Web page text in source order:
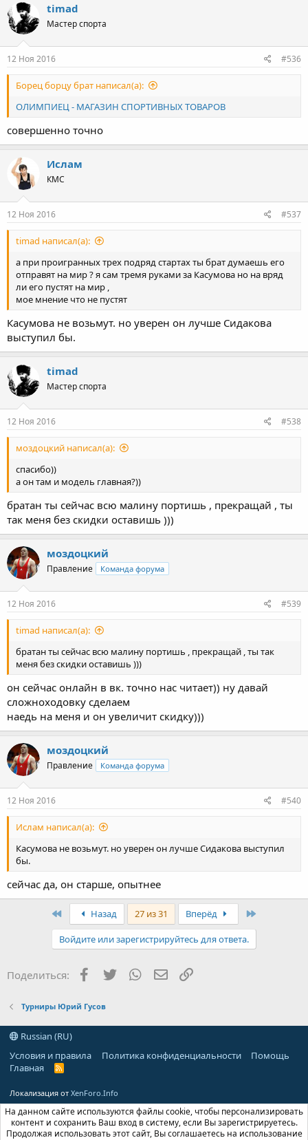
timad
Мастер спорта
12 Ноя 2016 #536
Борец борцу брат написал(а):
ОЛИМПИЕЦ - МАГАЗИН СПОРТИВНЫХ ТОВАРОВ
совершенно точно
Ислам
КМС
12 Ноя 2016 #537
timad написал(а):
а при проигранных трех подряд стартах ты брат думаешь его
отправят на мир ? я сам тремя руками за Касумова но на вряд
ли его пустят на мир ,
мое мнение что не пустят
Касумова не возьмут. но уверен он лучше Сидакова
выступил бы.
timad
Мастер спорта
12 Ноя 2016 #538
моздоцкий написал(а):
спасибо))
а он там и модель главная?))
братан ты сейчас всю малину портишь , прекращай , ты
так меня без скидки оставишь )))
моздоцкий
Правление Команда форума
12 Ноя 2016 #539
timad написал(а):
братан ты сейчас всю малину портишь , прекращай , ты так
меня без скидки оставишь )))
он сейчас онлайн в вк. точно нас читает)) ну давай
сложноходовку сделаем
наедь на меня и он увеличит скидку)))
моздоцкий
Правление Команда форума
12 Ноя 2016 #540
Ислам написал(а):
Касумова не возьмут. но уверен он лучше Сидакова выступил
бы.
сейчас да, он старше, опытнее
Назад 27 из 31 Вперёд
Войдите или зарегистрируйтесь для ответа.
Поделиться: Facebook
Twitter WhatsAppЭлектронная почта
Турниры Юрий Гусов
Russian (RU)
Условия и правила
Политика конфиденциальности
Помощь
Главная
R
Локализация от XenForo.Info
На данном сайте используются файлы cookie, чтобы персонализировать
контент и сохранить Ваш вход в систему, если Вы зарегистрируетесь.
Продолжая использовать этот сайт, Вы соглашаетесь на использование